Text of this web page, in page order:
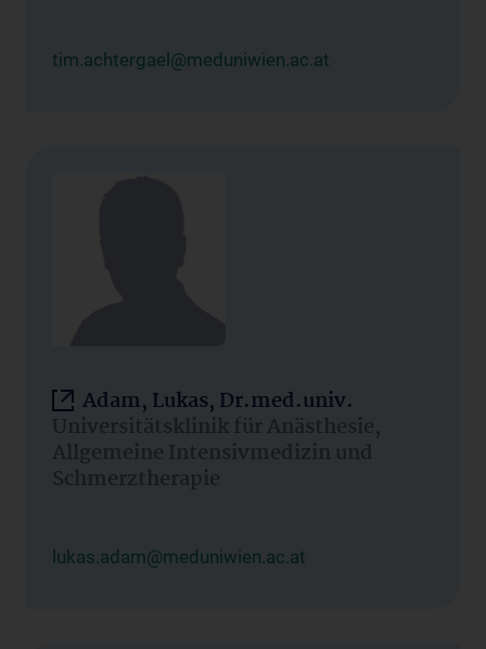
tim.achtergael@meduniwien.ac.at
Adam, Lukas, Dr.med.univ.
Universitätsklinik für Anästhesie,
Allgemeine Intensivmedizin und
Schmerztherapie
lukas.adam@meduniwien.ac.at